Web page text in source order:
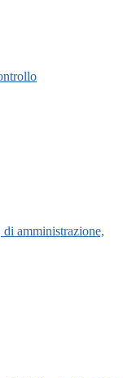
amministrazione,